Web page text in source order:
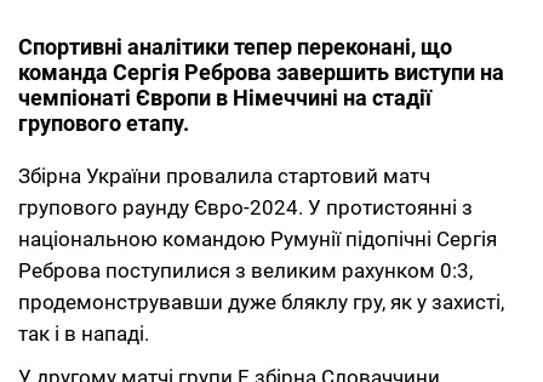
Спортивні аналітики тепер переконані, що
команда Сергія Реброва завершить виступи на
чемпіонаті Європи в Німеччині на стадії
групового етапу.
Збірна України провалила стартовий матч
групового раунду Євро-2024. У протистоянні з
національною командою Румунії підопічні Сергія
Реброва поступилися з великим рахунком 0:3,
продемонструвавши дуже бляклу гру, як у захисті,
так і в нападі.